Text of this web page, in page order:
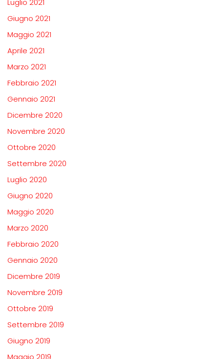
Luglio 2021
Giugno 2021
Maggio 2021
Aprile 2021
Marzo 2021
Febbraio 2021
Gennaio 2021
Dicembre 2020
Novembre 2020
Ottobre 2020
Settembre 2020
Luglio 2020
Giugno 2020
Maggio 2020
Marzo 2020
Febbraio 2020
Gennaio 2020
Dicembre 2019
Novembre 2019
Ottobre 2019
Settembre 2019
Giugno 2019
Maggio 2019